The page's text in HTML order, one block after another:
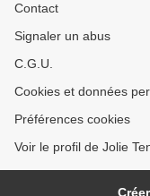
Contact
Signaler un abus
C.G.U.
Cookies et données
Préférences cookies
Voir le profil de Jolie